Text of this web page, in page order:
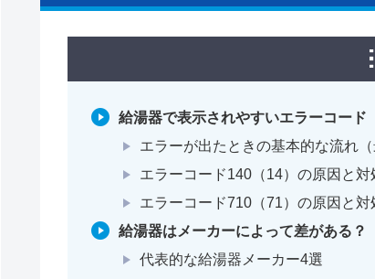
給湯器で表示されやすいエラーコード
エラーが出たときの基本的な流れ（
エラーコード140（14）の原因と対
エラーコード710（71）の原因と対
給湯器はメーカーによって差がある？
代表的な給湯器メーカー4選